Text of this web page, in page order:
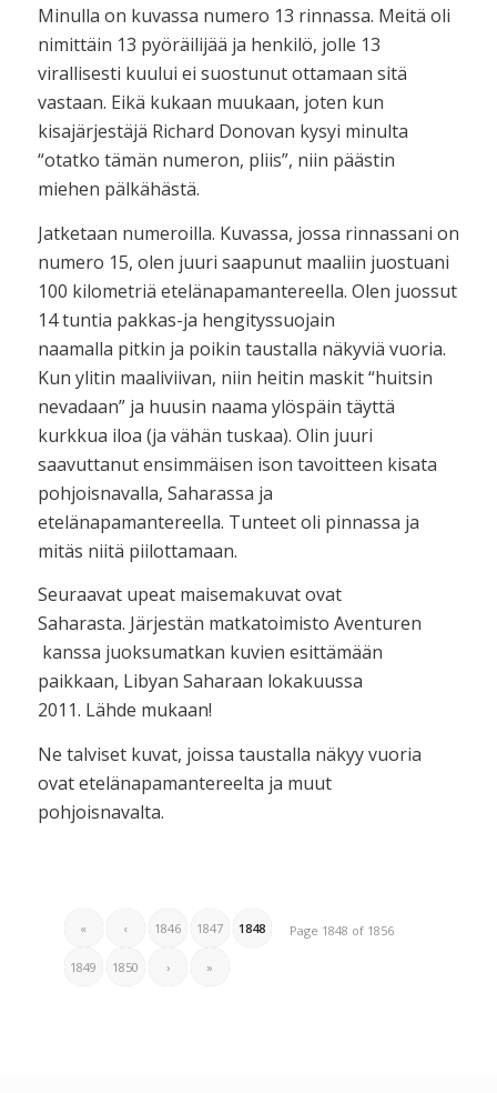
Minulla on kuvassa numero 13 rinnassa. Meitä oli
nimittäin 13 pyöräilijää ja henkilö, jolle 13
virallisesti kuului ei suostunut ottamaan sitä
vastaan. Eikä kukaan muukaan, joten kun
kisajärjestäjä Richard Donovan kysyi minulta
“otatko tämän numeron, pliis”, niin päästin
miehen pälkähästä.
Jatketaan numeroilla. Kuvassa, jossa rinnassani on
numero 15, olen juuri saapunut maaliin juostuani
100 kilometriä etelänapamantereella. Olen juossut
14 tuntia pakkas-ja hengityssuojain
naamalla pitkin ja poikin taustalla näkyviä vuoria.
Kun ylitin maaliviivan, niin heitin maskit “huitsin
nevadaan” ja huusin naama ylöspäin täyttä
kurkkua iloa (ja vähän tuskaa). Olin juuri
saavuttanut ensimmäisen ison tavoitteen kisata
pohjoisnavalla, Saharassa ja
etelänapamantereella. Tunteet oli pinnassa ja
mitäs niitä piilottamaan.
Seuraavat upeat maisemakuvat ovat
Saharasta. Järjestän matkatoimisto Aventuren
kanssa juoksumatkan kuvien esittämään
paikkaan, Libyan Saharaan lokakuussa
2011. Lähde mukaan!
Ne talviset kuvat, joissa taustalla näkyy vuoria
ovat etelänapamantereelta ja muut
pohjoisnavalta.
Page 1848 of 1856
« ‹ 1846 1847 1848
1849 1850 › »